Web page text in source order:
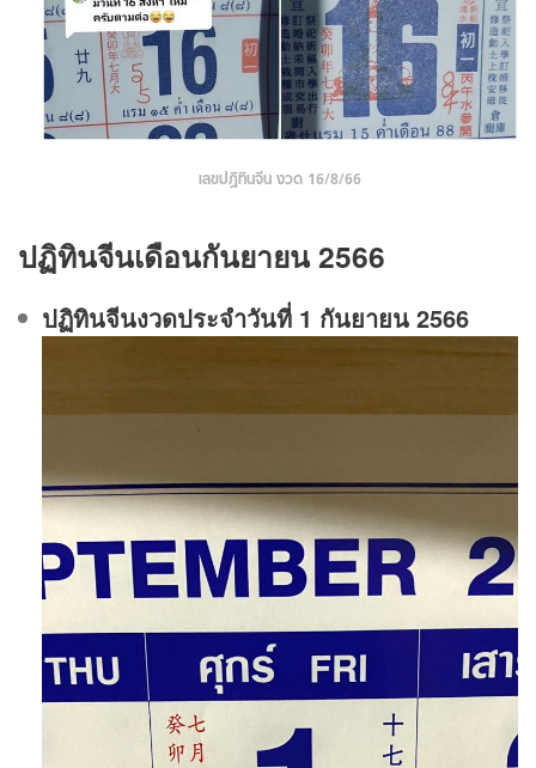
เลขปฏิทินจีน งวด 16/8/66
ปฏิทินจีนเดือนกันยายน 2566
ปฏิทินจีนงวดประจําวันที่ 1 กันยายน 2566